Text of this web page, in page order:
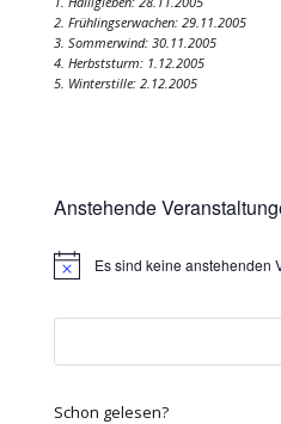
2. Frühlingserwachen: 29.11.2005
3. Sommerwind: 30.11.2005
4. Herbststurm: 1.12.2005
5. Winterstille: 2.12.2005
Anstehende
HinweisEs sind keine anstehenden
Schon gelesen?